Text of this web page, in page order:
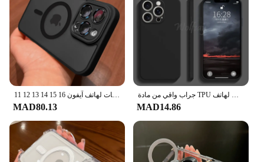
MAD80.13 MAD14.86